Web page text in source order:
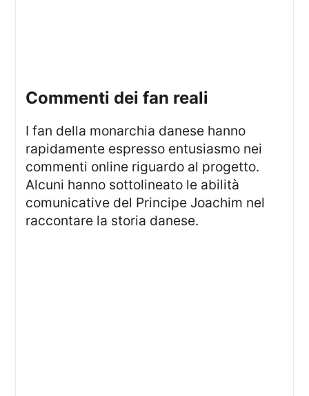
commenti dei fan reali
I fan della monarchia danese hanno
rapidamente espresso entusiasmo nei
commenti online riguardo al progetto.
Alcuni hanno sottolineato le abilità
comunicative del Principe Joachim nel
raccontare la storia danese.